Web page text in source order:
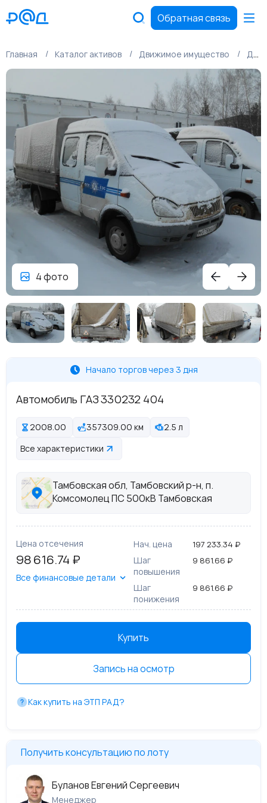
Обратная связь
Главная Каталог активов Движимое имущество Движимое имущество
4 фото
Начало торгов через 3 дня
Автомобиль ГАЗ 330232 404
2008.00 357309.00 км
2.5 л
Все характеристики
Тамбовская обл, Тамбовский р-н, п.
Комсомолец ПС 500кВ Тамбовская
Цена отсечения
98 616.74 ₽
Все финансовые детали
Нач. цена 197 233.34 ₽
Шаг
повышения
9 861.66 ₽
Шаг
понижения
9 861.66 ₽
Купить
Запись на осмотр
Как купить на ЭТП РАД?
Получить консультацию по лоту
Буланов Евгений Сергеевич
Менеджер